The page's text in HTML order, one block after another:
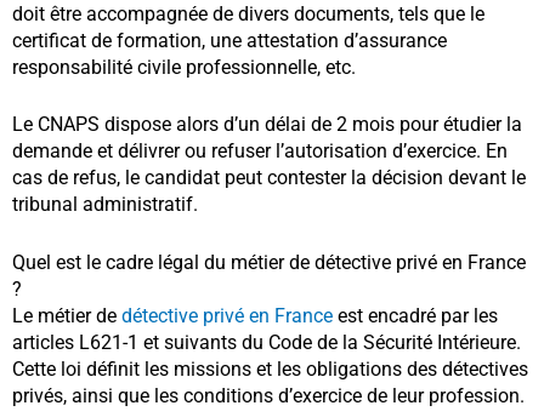
doit être accompagnée de divers documents, tels que le
certificat de formation, une attestation d’assurance
responsabilité civile professionnelle, etc.
Le CNAPS dispose alors d’un délai de 2 mois pour étudier la
demande et délivrer ou refuser l’autorisation d’exercice. En
cas de refus, le candidat peut contester la décision devant le
tribunal administratif.
Quel est le cadre légal du métier de détective privé en France
?
Le métier de détective privé en France est encadré par les
articles L621-1 et suivants du Code de la Sécurité Intérieure.
Cette loi définit les missions et les obligations des détectives
privés, ainsi que les conditions d’exercice de leur profession.